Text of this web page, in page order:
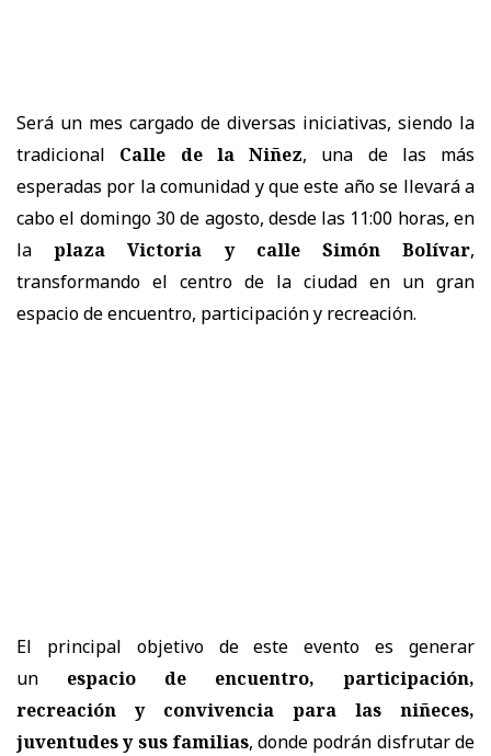
Será un mes cargado de diversas iniciativas, siendo la
tradicional
Calle de la Niñez, una de las más
esperadas por la comunidad y que este año se llevará a
cabo el domingo 30 de agosto, desde las 11:00 horas, en
la
plaza Victoria y calle Simón Bolívar,
transformando el centro de la ciudad en un gran
espacio de encuentro, participación y recreación.
El principal objetivo de este evento es generar
un
espacio de encuentro, participación,
recreación y convivencia para las niñeces,
juventudes y sus familias, donde podrán disfrutar de